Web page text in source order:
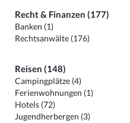
Recht & Finanzen (177)
Banken (1)
Rechtsanwälte (176)
Reisen (148)
Campingplätze (4)
Ferienwohnungen (1)
Hotels (72)
Jugendherbergen (3)